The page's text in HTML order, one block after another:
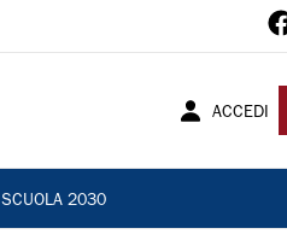
ACCEDI
SCUOLA 2030